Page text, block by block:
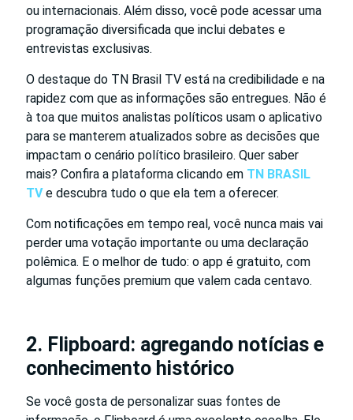
ou internacionais. Além disso, você pode acessar uma
programação diversificada que inclui debates e
entrevistas exclusivas.
O destaque do TN Brasil TV está na credibilidade e na
rapidez com que as informações são entregues. Não é
à toa que muitos analistas políticos usam o aplicativo
para se manterem atualizados sobre as decisões que
impactam o cenário político brasileiro. Quer saber
mais? Confira a plataforma clicando em TN BRASIL
TVe descubra tudo o que ela tem a oferecer.
Com notificações em tempo real, você nunca mais vai
perder uma votação importante ou uma declaração
polêmica. E o melhor de tudo: o app é gratuito, com
algumas funções premium que valem cada centavo.
2. Flipboard: agregando notícias e
conhecimento histórico
Se você gosta de personalizar suas fontes de